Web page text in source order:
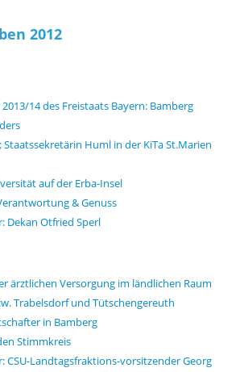
2012
14 des Freistaats Bayern: Bamberg
Staatssekretärin Huml in der KiTa St.Marien
auf der Erba-Insel
& Genuss
Dekan Otfried Sperl
ärztlichen Versorgung im ländlichen Raum
Trabelsdorf und Tütschengereuth
in Bamberg
Stimmkreis
CSU-Landtagsfraktions-vorsitzender Georg